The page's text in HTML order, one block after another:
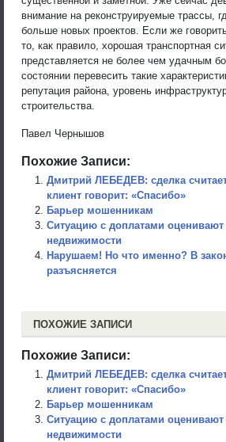
внимание на реконструируемые трассы,
больше новых проектов. Если же
то, как правило, хорошая транспортная
представляется не более чем удачным
состоянии перевесить такие
репутация района, уровень
строительства.
Павел Чернышов
Похожие Записи:
Дмитрий ЛЕБЕДЕВ: сделка
клиент говорит: «Спасибо»
Барьер мошенникам
Ситуацию с доплатами
недвижимости
Нарушаем! Но что именно? В
разъясняется
ПОХОЖИЕ ЗАПИСИ
Похожие Записи:
Дмитрий ЛЕБЕДЕВ: сделка
клиент говорит: «Спасибо»
Барьер мошенникам
Ситуацию с доплатами
недвижимости